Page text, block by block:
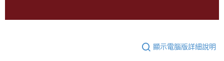
顯示電腦版詳細說明